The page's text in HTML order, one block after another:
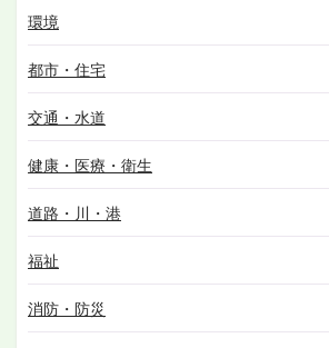
環境
都市・住宅
交通・水道
健康・医療・衛生
道路・川・港
福祉
消防・防災